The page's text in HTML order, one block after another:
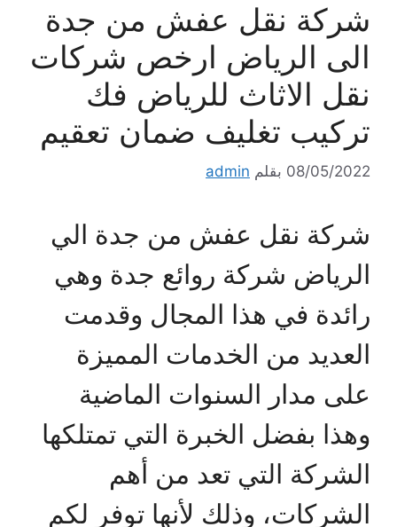
شركة نقل عفش من جدة
الى الرياض ارخص شركات
نقل الاثاث للرياض فك
تركيب تغليف ضمان تعقيم
08/05/2022 بقلم admin
شركة نقل عفش من جدة الي
الرياض شركة روائع جدة وهي
رائدة في هذا المجال وقدمت
العديد من الخدمات المميزة
على مدار السنوات الماضية
وهذا بفضل الخبرة التي تمتلكها
الشركة التي تعد من أهم
الشركات، وذلك لأنها توفر لكم